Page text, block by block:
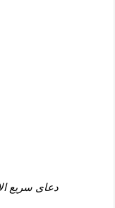
دعای سریع